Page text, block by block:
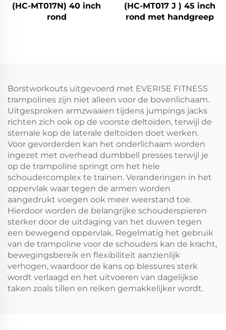
(HC-MT017N) 40 inch
rond
(HC-MT017 J ) 45 inch
rond met handgreep
Borstworkouts uitgevoerd met EVERISE FITNESS
trampolines zijn niet alleen voor de bovenlichaam.
Uitgesproken armzwaaien tijdens jumpings jacks
richten zich ook op de voorste deltoiden, terwijl de
sternale kop de laterale deltoiden doet werken.
Voor gevorderden kan het onderlichaam worden
ingezet met overhead dumbbell presses terwijl je
op de trampoline springt om het hele
schoudercomplex te trainen. Veranderingen in het
oppervlak waar tegen de armen worden
aangedrukt voegen ook meer weerstand toe.
Hierdoor worden de belangrijke schouderspieren
sterker door de uitdaging van het duwen tegen
een bewegend oppervlak. Regelmatig het gebruik
van de trampoline voor de schouders kan de kracht,
bewegingsbereik en flexibiliteit aanzienlijk
verhogen, waardoor de kans op blessures sterk
wordt verlaagd en het uitvoeren van dagelijkse
taken zoals tillen en reiken gemakkelijker wordt.